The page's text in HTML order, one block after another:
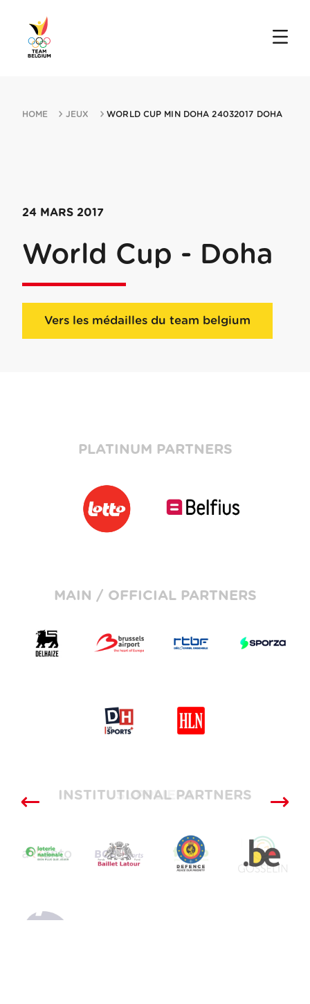
HOME JEUX WORLD CUP MIN DOHA 24032017 DOHA
24 MARS 2017
World Cup - Doha
Vers les médailles du team belgium
PLATINUM PARTNERS
MAIN / OFFICIAL PARTNERS
SUPPLIERS
INSTITUTIONAL PARTNERS